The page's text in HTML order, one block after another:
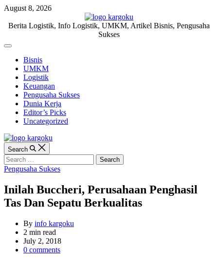
Skip
content
August 8, 2026
KARGOKU.ID
Berita Logistik, Info Logistik, UMKM, Artikel Bisnis, Pengusaha
Sukses
Off
CanvasBisnis
UMKM
Logistik
Keuangan
Pengusaha Sukses
Dunia Kerja
Editor’s Picks
Uncategorized
Search
Search
for:
Categories
Pengusaha Sukses
Inilah Buccheri, Perusahaan Penghasil
Tas Dan Sepatu Berkualitas
By info kargoku
Estimated
read
time
2 min read
July 2, 2018
0 comments